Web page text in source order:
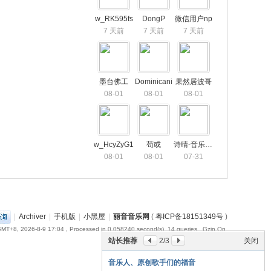
w_RK595fs
7 天前
DongP
7 天前
微信用户np
7 天前
墨台佛工
08-01
Dominicani
08-01
果然居波哥
08-01
w_HcyZyG1
08-01
苟或
08-01
诗晴-音乐工作室
07-31
关闭
站长推荐 3/3
版权歌曲演唱歌手招募
报名参加合格者将获得： 1、原创
| Archiver | 手机版 | 小黑屋 | 丽音音乐网 ( 粤ICP备18151349号 )
2026-8-9 17:04 , Processed in 0.058240 second(s), 14 queries , Gzip On.